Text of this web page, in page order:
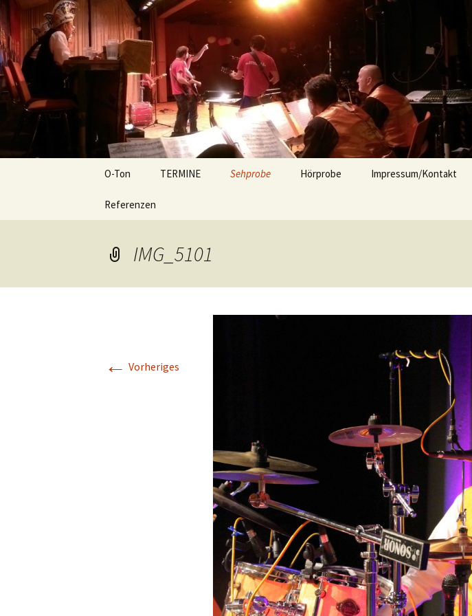
Zum
Inhalt
springen
O-Ton Weisenau
Tanzband Mainz Live Musik Band Unterhaltung Tanzmusik
O-Ton TERMINE Sehprobe Hörprobe Impressum/Kontakt
Referenzen
IMG_5101
← Vorheriges